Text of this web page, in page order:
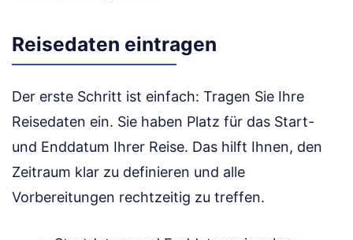
Reisedaten eintragen
Der erste Schritt ist einfach: Tragen Sie Ihre
Reisedaten ein. Sie haben Platz für das Start-
und Enddatum Ihrer Reise. Das hilft Ihnen, den
Zeitraum klar zu definieren und alle
Vorbereitungen rechtzeitig zu treffen.